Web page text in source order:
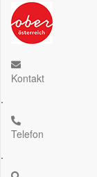
Kontakt
.
Telefon
.